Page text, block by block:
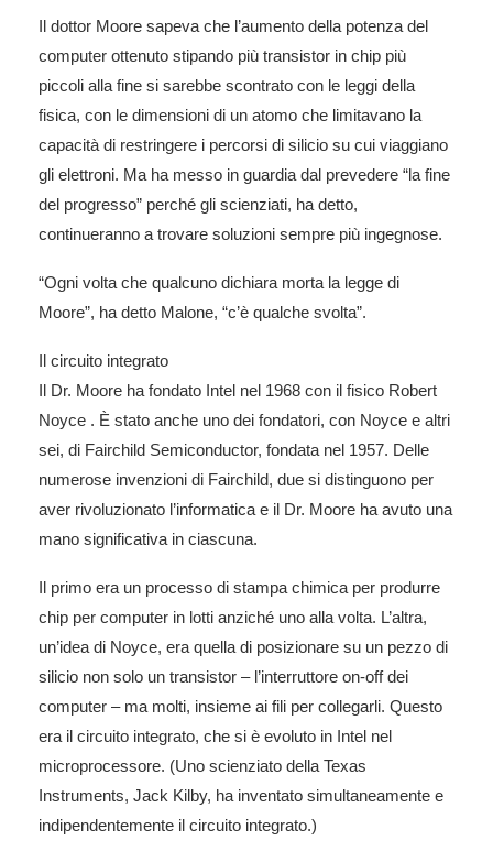
Il dottor Moore sapeva che l’aumento della potenza del
computer ottenuto stipando più transistor in chip più
piccoli alla fine si sarebbe scontrato con le leggi della
fisica, con le dimensioni di un atomo che limitavano la
capacità di restringere i percorsi di silicio su cui viaggiano
gli elettroni. Ma ha messo in guardia dal prevedere “la fine
del progresso” perché gli scienziati, ha detto,
continueranno a trovare soluzioni sempre più ingegnose.
“Ogni volta che qualcuno dichiara morta la legge di
Moore”, ha detto Malone, “c’è qualche svolta”.
Il circuito integrato
Il Dr. Moore ha fondato Intel nel 1968 con il fisico Robert
Noyce . È stato anche uno dei fondatori, con Noyce e altri
sei, di Fairchild Semiconductor, fondata nel 1957. Delle
numerose invenzioni di Fairchild, due si distinguono per
aver rivoluzionato l’informatica e il Dr. Moore ha avuto una
mano significativa in ciascuna.
Il primo era un processo di stampa chimica per produrre
chip per computer in lotti anziché uno alla volta. L’altra,
un’idea di Noyce, era quella di posizionare su un pezzo di
silicio non solo un transistor – l’interruttore on-off dei
computer – ma molti, insieme ai fili per collegarli. Questo
era il circuito integrato, che si è evoluto in Intel nel
microprocessore. (Uno scienziato della Texas
Instruments, Jack Kilby, ha inventato simultaneamente e
indipendentemente il circuito integrato.)